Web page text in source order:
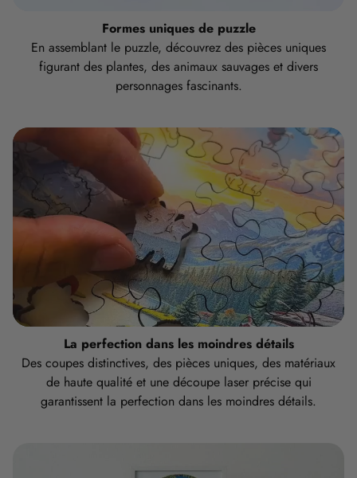
Formes uniques de puzzle
En assemblant le puzzle, découvrez des pièces uniques
figurant des plantes, des animaux sauvages et divers
personnages fascinants.
La perfection dans les moindres détails
Des coupes distinctives, des pièces uniques, des matériaux
de haute qualité et une découpe laser précise qui
garantissent la perfection dans les moindres détails.